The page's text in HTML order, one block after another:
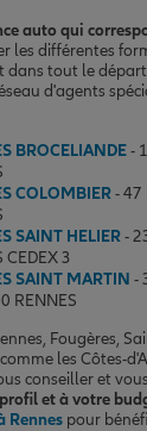
auto qui
les différentes
dans tout le
d'agents
BROCELIANDE-
COLOMBIER- 47
SAINT HELIER-
CEDEX 3
SAINT MARTIN -
RENNES
Fougères,
les Côtes-
conseiller et
et à votre
Rennes pour